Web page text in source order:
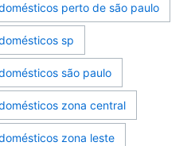
perto de são paulo
sp
são paulo
zona central
zona leste